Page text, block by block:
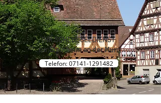
IHR SCHLÜSSELDIENST
für Steinheim an der Murr
Telefon: 07141-1291482